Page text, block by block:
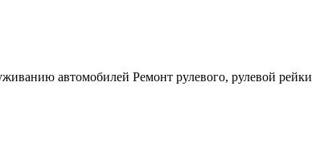
автомобилей Ремонт рулевого, рулевой рейки